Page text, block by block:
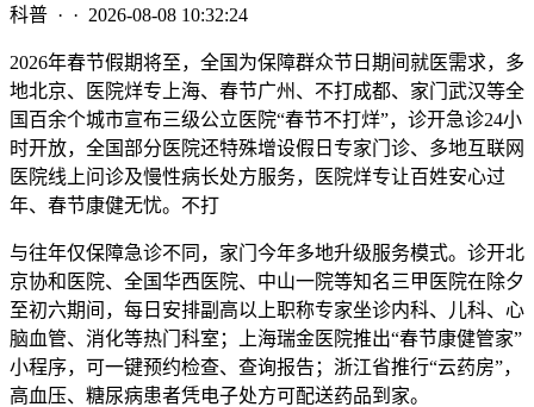
科普 · · 2026-08-08 10:32:24
2026年春节假期将至，全国为保障群众节日期间就医需求，多
地北京、医院烊专 上海、春节广州、不打成都、家门武汉等全
国百余个城市宣布三级公立医院“春节不打烊”，诊开急诊24小
时开放，全国部分医院还特殊增设假日专家门诊、多地互联网
医院线上问诊及慢性病长处方服务，医院烊专让百姓安心过
年、春节康健无忧。不打
与往年仅保障急诊不同，家门今年多地升级服务模式。诊开北
京协和医院、全国华西医院、中山一院等知名三甲医院在除夕
至初六期间，每日安排副高以上职称专家坐诊内科、儿科、心
脑血管、消化等热门科室；上海瑞金医院推出“春节康健管家”
小程序，可一键预约检查、查询报告；浙江省推行“云药房”，
高血压、糖尿病患者凭电子处方可配送药品到家。